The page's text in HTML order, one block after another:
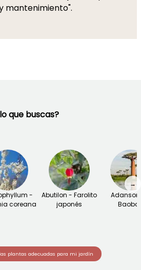
mantenimiento".
que buscas?
-
coreana
Abutilon - Farolito
japonés
→
plantas adecuadas para mi jardín